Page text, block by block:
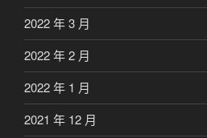
2022 年 3 月
2022 年 2 月
2022 年 1 月
2021 年 12 月